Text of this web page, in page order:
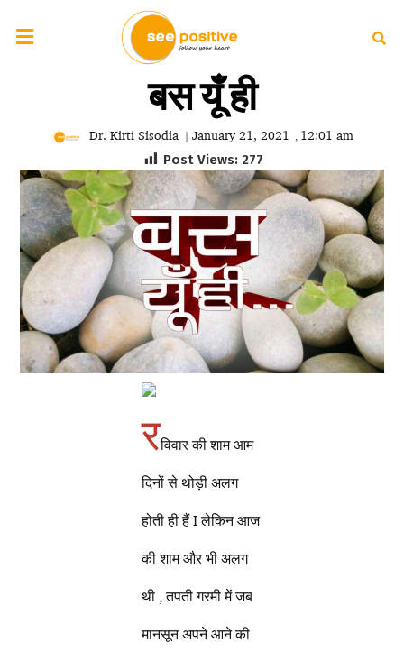
बस यूँ ही
Dr. Kirti Sisodia | January 21, 2021 , 12:01 am
Post Views: 277
रविवार की शाम आम
दिनों से थोड़ी अलग
होती ही हैं I लेकिन आज
की शाम और भी अलग
थी , तपती गरमी में जब
मानसून अपने आने की